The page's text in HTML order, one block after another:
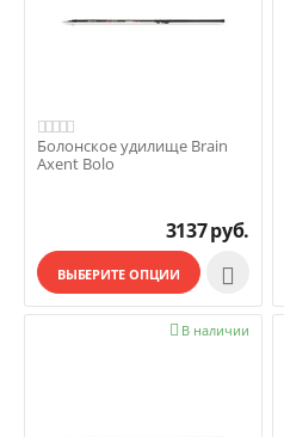
Болонское удилище Brain
Axent Bolo
3137руб.
ВЫБЕРИТЕ ОПЦИИ 
В наличии
